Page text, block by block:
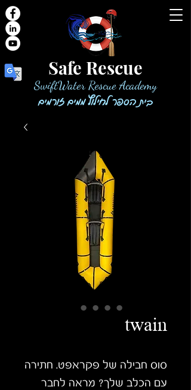
Safe Rescue
SwiftWater Rescue Academy
בית הספר לחילוץ ממים זורמים
twain
סוס חבילה של פקראפט. חתירה
עם הכלב שלך? מראה לחבר